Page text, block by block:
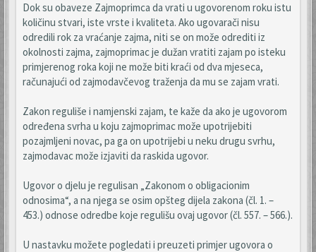
Dok su obaveze Zajmoprimca da vrati u ugovorenom roku istu
količinu stvari, iste vrste i kvaliteta. Ako ugovarači nisu
odredili rok za vraćanje zajma, niti se on može odrediti iz
okolnosti zajma, zajmoprimac je dužan vratiti zajam po isteku
primjerenog roka koji ne može biti kraći od dva mjeseca,
računajući od zajmodavčevog traženja da mu se zajam vrati.
Zakon reguliše i namjenski zajam, te kaže da ako je ugovorom
određena svrha u koju zajmoprimac može upotrijebiti
pozajmljeni novac, pa ga on upotrijebi u neku drugu svrhu,
zajmodavac može izjaviti da raskida ugovor.
Ugovor o djelu je regulisan „Zakonom o obligacionim
odnosima“, a na njega se osim opšteg dijela zakona (čl. 1. –
453.) odnose odredbe koje regulišu ovaj ugovor (čl. 557. – 566.).
U nastavku možete pogledati i preuzeti primjer ugovora o